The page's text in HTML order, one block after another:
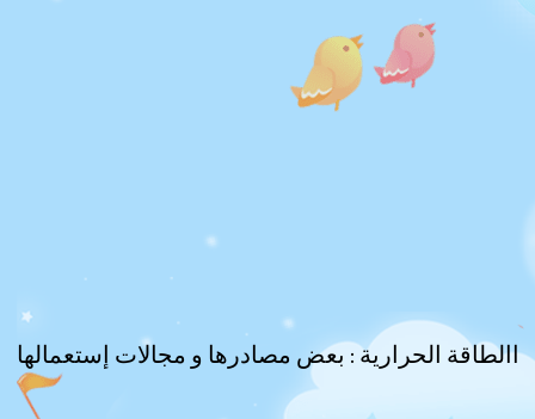
االطاقة الحرارية : بعض مصادرها و مجالات إستعمالها